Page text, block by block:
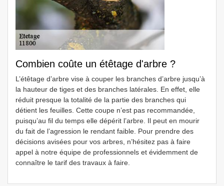
Combien coûte un étêtage d'arbre ?
L’étêtage d’arbre vise à couper les branches d’arbre jusqu’à
la hauteur de tiges et des branches latérales. En effet, elle
réduit presque la totalité de la partie des branches qui
détient les feuilles. Cette coupe n’est pas recommandée,
puisqu’au fil du temps elle dépérit l’arbre. Il peut en mourir
du fait de l’agression le rendant faible. Pour prendre des
décisions avisées pour vos arbres, n’hésitez pas à faire
appel à notre équipe de professionnels et évidemment de
connaître le tarif des travaux à faire.